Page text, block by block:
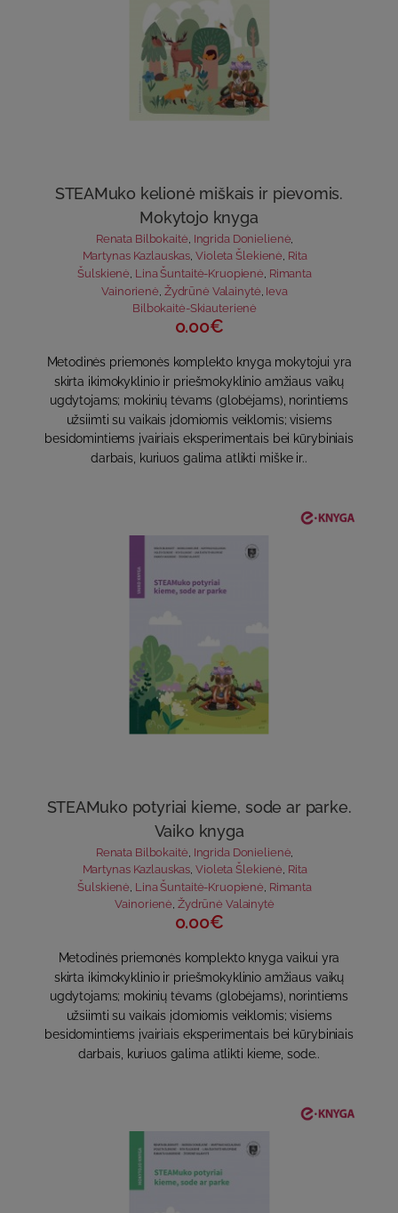
STEAMuko kelionė miškais ir pievomis.
Mokytojo knyga
Renata Bilbokaitė Ingrida Donielienė
Martynas Kazlauskas,Violeta Šlekienė, Rita
Šulskienė, Lina Šuntaitė-Kruopienė, Rimanta
Vainorienė Žydrūnė Valainytė Ieva
Bilbokaitė-Skiauterienė
0.00€
Metodinės priemonės komplekto knyga mokytojui yra
skirta ikimokyklinio ir priešmokyklinio amžiaus vaikų
ugdytojams; mokinių tėvams (globėjams), norintiems
užsiimti su vaikais įdomiomis veiklomis; visiems
besidomintiems įvairiais eksperimentais bei kūrybiniais
darbais, kuriuos galima atlikti miške ir..
STEAMuko potyriai kieme, sode ar parke.
Vaiko knyga
Renata Bilbokaitė Ingrida Donielienė
Martynas Kazlauskas,Violeta Šlekienė, Rita
Šulskienė Lina Šuntaitė-Kruopienė Rimanta
Vainorienė, Žydrūnė Valainytė
0.00€
Metodinės priemonės komplekto knyga vaikui yra
skirta ikimokyklinio ir priešmokyklinio amžiaus vaikų
ugdytojams; mokinių tėvams (globėjams), norintiems
užsiimti su vaikais įdomiomis veiklomis; visiems
besidomintiems įvairiais eksperimentais bei kūrybiniais
darbais, kuriuos galima atlikti kieme, sode..